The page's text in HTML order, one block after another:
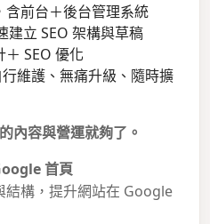
前台＋後台管理系統
建立 SEO 架構與草稿
SEO 優化
維護、無痛升級、隨時擴
內容與營運就夠了。
首頁
結構，提升網站在 Google